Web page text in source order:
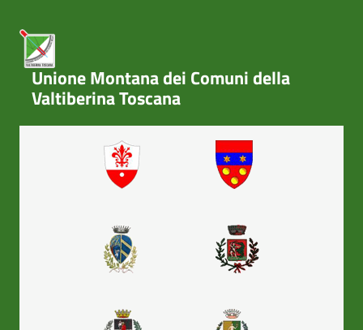
Unione Montana dei Comuni della
Valtiberina Toscana